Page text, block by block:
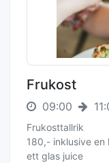
Frukost
09:00
Frukosttallrik
180,- inklusive
ett glas juice